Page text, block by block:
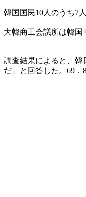
韓国国民10人のうち7
大韓商工会議所は韓国
調査結果によると、韓
だ」と回答した。69．